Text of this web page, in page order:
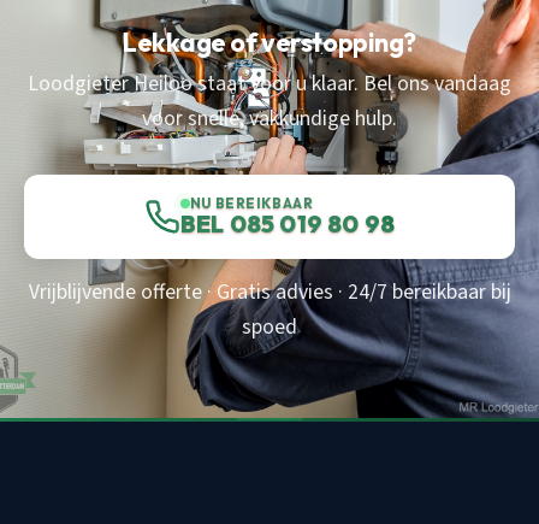
Lekkage of verstopping?
Loodgieter Heiloo staat voor u klaar. Bel ons vandaag
voor snelle, vakkundige hulp.
NU BEREIKBAAR
BEL 085 019 80 98
Vrijblijvende offerte · Gratis advies · 24/7 bereikbaar bij
spoed